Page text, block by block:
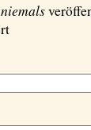
niemals